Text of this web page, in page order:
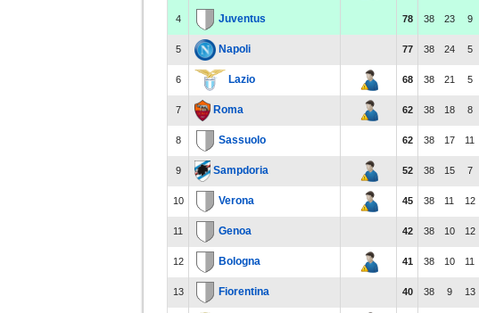
4 Juventus 78 38 23 9
5 Napoli 77 38 24 5
6 Lazio 68 38 21 5
7 Roma 62 38 18 8
8 Sassuolo 62 38 17 11
9 Sampdoria 52 38 15 7
10 Verona 45 38 11 12
11 Genoa 42 38 10 12
12 Bologna 41 38 10 11
13 Fiorentina 40 38 9 13